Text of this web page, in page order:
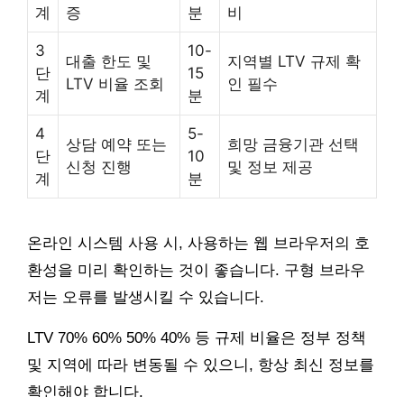
계
증
분
비
3
단
계
대출 한도 및
LTV 비율 조회
10-
15
분
지역별 LTV 규제 확
인 필수
4
단
계
상담 예약 또는
신청 진행
5-
10
분
희망 금융기관 선택
및 정보 제공
온라인 시스템 사용 시, 사용하는 웹 브라우저의 호
환성을 미리 확인하는 것이 좋습니다. 구형 브라우
저는 오류를 발생시킬 수 있습니다.
LTV 70% 60% 50% 40% 등 규제 비율은 정부 정책
및 지역에 따라 변동될 수 있으니, 항상 최신 정보를
확인해야 합니다.